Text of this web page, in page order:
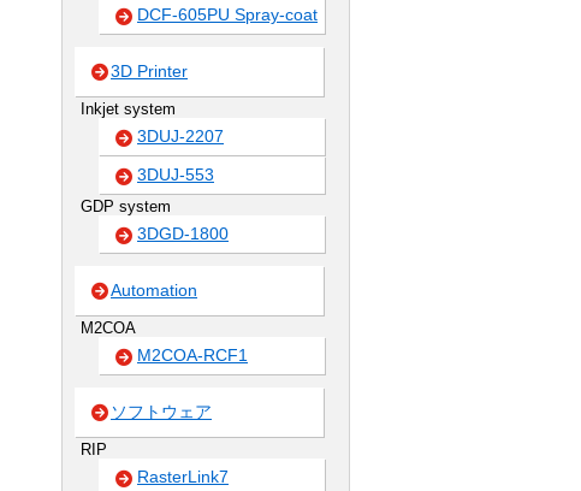
DCF-605PU Spray-coat
3D Printer
Inkjet system
3DUJ-2207
3DUJ-553
GDP system
3DGD-1800
Automation
M2COA
M2COA-RCF1
ソフトウェア
RIP
RasterLink7